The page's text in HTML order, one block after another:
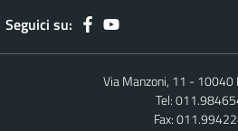
Seguici su:
Via Manzoni, 11 - 10040
Tel:
Fax: